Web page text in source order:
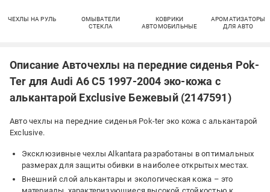
ЧЕХЛЫ НА РУЛЬ
ОМЫВАТЕЛИ
СТЕКЛА
КОВРИКИ
АВТОМОБИЛЬНЫЕ
АРОМАТИЗАТОРЫ
ДЛЯ АВТО
Описание Авточехлы на передние сиденья Pok-
Ter для Audi A6 C5 1997-2004 эко-кожа с
алькантарой Exclusive Бежевый (2147591)
Авто чехлы на передние сиденья Pok-ter эко кожа с алькантарой
Exclusive.
Эксклюзивные чехлы Alkantara разработаны в оптимальных
размерах для защиты обивки в наиболее открытых местах.
Внешний слой алькантары и экологическая кожа – это